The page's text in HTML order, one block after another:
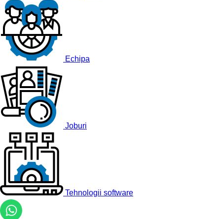
Echipa
Joburi
Tehnologii software